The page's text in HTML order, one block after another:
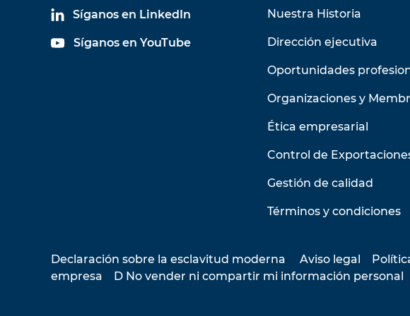
Síganos en LinkedIn
Síganos en YouTube
Nuestra Historia
Dirección ejecutiva
Oportunidades
Organizaciones y
Ética empresarial
Control de
Gestión de calidad
Términos y condiciones
Declaración sobre la esclavitud moderna Aviso legal
empresa
D No vender ni compartir mi información personal